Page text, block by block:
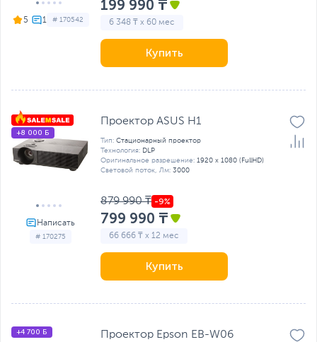
5 # 170542
199 990 ₸
6 348 ₸ x 60 мес
Купить
# 170275
+8 000 Б
Проектор ASUS H1
Тип: Стационарный проектор
Технология: DLP
Оригинальное разрешение: 1920 x 1080 (FullHD)
Световой поток, Лм: 3000
879 990 ₸
799 990 ₸
66 666 ₸ x 12 мес
Купить
+4 700 Б Проектор Epson EB-W06